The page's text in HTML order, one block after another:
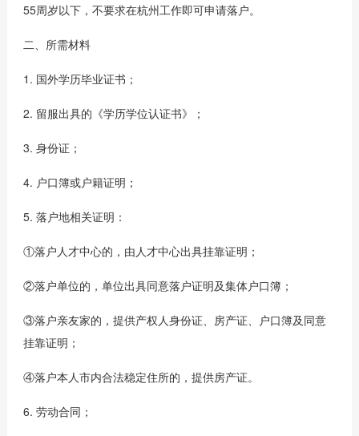
55周岁以下，不要求在杭州工作即可申请落户。
二、所需材料
1. 国外学历毕业证书；
2. 留服出具的《学历学位认证书》；
3. 身份证；
4. 户口簿或户籍证明；
5. 落户地相关证明：
①落户人才中心的，由人才中心出具挂靠证明；
②落户单位的，单位出具同意落户证明及集体户口簿；
③落户亲友家的，提供产权人身份证、房产证、户口簿及同意
挂靠证明；
④落户本人市内合法稳定住所的，提供房产证。
6. 劳动合同；